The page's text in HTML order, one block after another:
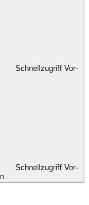
Schnellzugriff Vor-
Schnellzugriff Vor-